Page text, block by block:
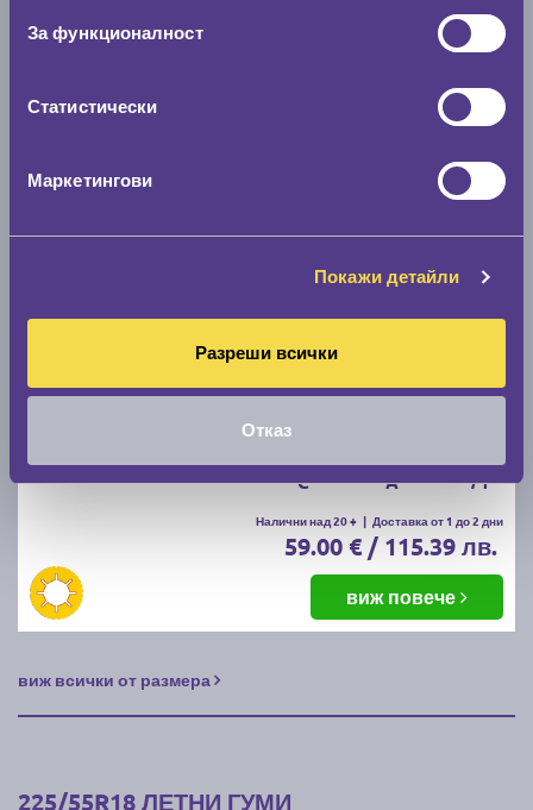
За функционалност
Статистически
Маркетингови
Покажи детайли
Разреши всички
Отказ
70
59.40 € / 116.18 лв.
C A 71
Налични над 20 + | Доставка от 1 до 2 дни
59.00 € / 115.39 лв.
виж повече
виж всички от размера
225/55R18 ЛЕТНИ ГУМИ